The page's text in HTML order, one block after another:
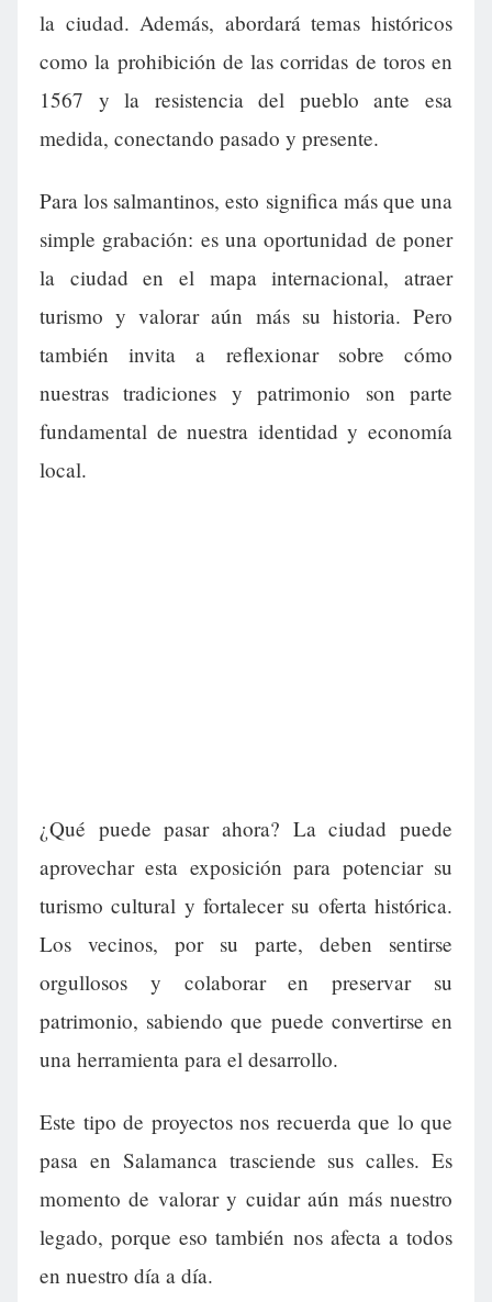
la ciudad. Además, abordará temas históricos
como la prohibición de las corridas de toros en
1567 y la resistencia del pueblo ante esa
medida, conectando pasado y presente.
Para los salmantinos, esto significa más que una
simple grabación: es una oportunidad de poner
la ciudad en el mapa internacional, atraer
turismo y valorar aún más su historia. Pero
también invita a reflexionar sobre cómo
nuestras tradiciones y patrimonio son parte
fundamental de nuestra identidad y economía
local.
¿Qué puede pasar ahora? La ciudad puede
aprovechar esta exposición para potenciar su
turismo cultural y fortalecer su oferta histórica.
Los vecinos, por su parte, deben sentirse
orgullosos y colaborar en preservar su
patrimonio, sabiendo que puede convertirse en
una herramienta para el desarrollo.
Este tipo de proyectos nos recuerda que lo que
pasa en Salamanca trasciende sus calles. Es
momento de valorar y cuidar aún más nuestro
legado, porque eso también nos afecta a todos
en nuestro día a día.